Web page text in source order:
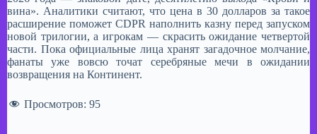
вина». Аналитики считают, что цена в 30 долларов за такое
расширение поможет CDPR наполнить казну перед запуском
новой трилогии, а игрокам — скрасить ожидание четвертой
части. Пока официальные лица хранят загадочное молчание,
фанаты уже вовсю точат серебряные мечи в ожидании
возвращения на Континент.
Просмотров: 95